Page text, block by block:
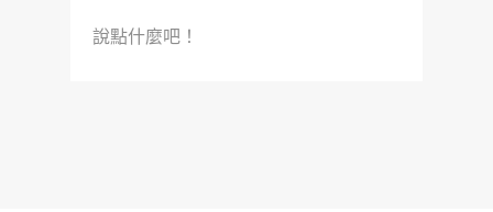
說點什麼吧！